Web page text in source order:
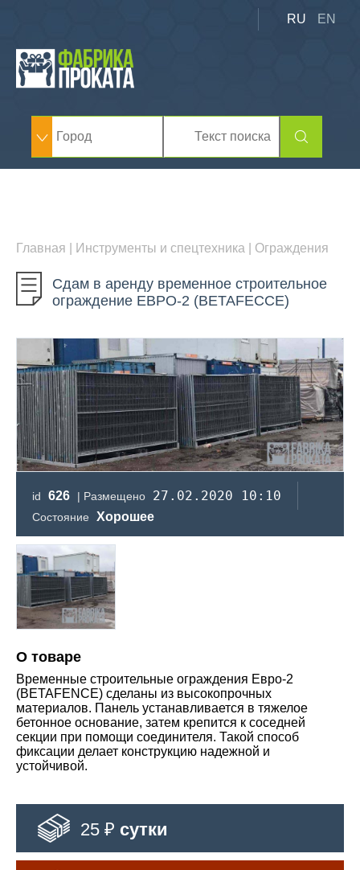
RU EN
Главная Инструменты и спецтехника Ограждения
Сдам в аренду временное строительное
ограждение ЕВРО-2 (BETAFEССE)
id 626 | Размещено 27.02.2020 10:10
Состояние Хорошее
О товаре
Временные строительные ограждения Евро-2
(BETAFENСE) сделаны из высокопрочных
материалов. Панель устанавливается в тяжелое
бетонное основание, затем крепится к соседней
секции при помощи соединителя. Такой способ
фиксации делает конструкцию надежной и
устойчивой.
25 ₽ сутки